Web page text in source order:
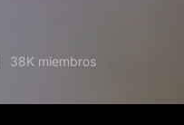
38K miembros